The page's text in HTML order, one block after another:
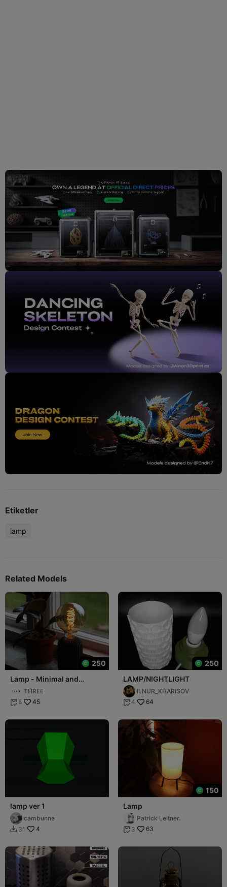
Etiketler
lamp
Related Models
250
Lamp - Minimal and
Elegant
THREE
 8 45
250
LAMP/NIGHTLIGHT
ILNUR_KHARISOV
 4 64
lamp ver 1
cambunne
 31 4
150
Lamp
Patrick Leitner.
 3 63